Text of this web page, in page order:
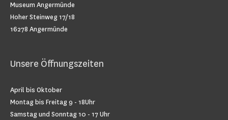
Museum Angermünde
Hoher Steinweg 17/18
16278 Angermünde
Unsere Öffnungszeiten
April bis Oktober
Montag bis Freitag 9 - 18Uhr
Samstag und Sonntag 10 - 17 Uhr